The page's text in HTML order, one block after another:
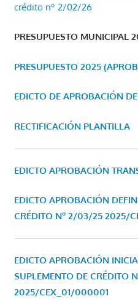
crédito nº 2/02/26
PRESUPUESTO MUNICIPAL
PRESUPUESTO 2025
EDICTO DE APROBACIÓN
RECTIFICACIÓN PLANTILLA
EDICTO APROBACIÓN
EDICTO APROBACIÓN
CRÉDITO Nº 2/03/25 2025/
EDICTO APROBACIÓN
SUPLEMENTO DE CRÉDITO
2025/CEX_01/000001